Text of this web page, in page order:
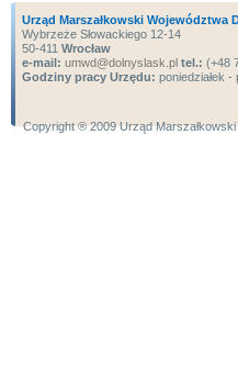
Urząd Marszałkowski Województwa
Wybrzeże Słowackiego 12-14
50-411 Wrocław
e-mail: umwd@dolnyslask.pl tel.: (+48
Godziny pracy Urzędu: poniedziałek
Copyright ® 2009 Urząd